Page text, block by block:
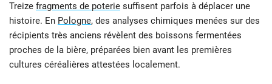
Treize fragments de poterie suffisent parfois à déplacer une
histoire. En Pologne, des analyses chimiques menées sur des
récipients très anciens révèlent des boissons fermentées
proches de la bière, préparées bien avant les premières
cultures céréalières attestées localement.